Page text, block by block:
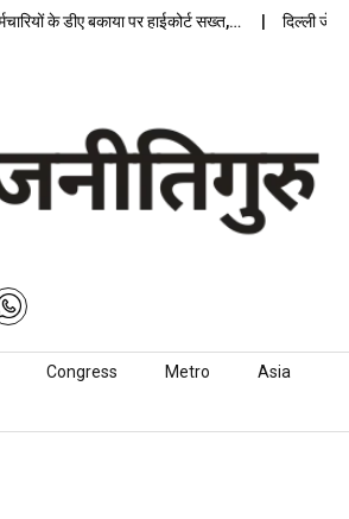
के डीए बकाया पर हाईकोर्ट सख्त,… दिल्ली जेलों
Congress Metro Asia